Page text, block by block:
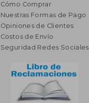
Cómo Comprar
Nuestras Formas de Pago
Opiniones de Clientes
Costos de Envío
Seguridad Redes Sociales